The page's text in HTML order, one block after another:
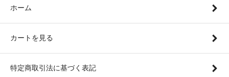
ホーム
カートを見る
特定商取引法に基づく表記